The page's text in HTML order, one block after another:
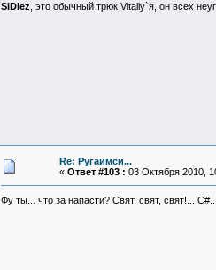
SiDiеz , это обычный трюк Vitaliy`я, он всех
Re: Ругаимси...
« Ответ #103 : 03 Октября 2010,
Фу ты... что за напасти? Свят, свят, свят!...